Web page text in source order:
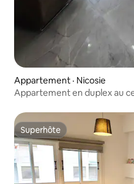
Appartement · Nicosie
Appartement en duplex au
Superhôte
Superhôte